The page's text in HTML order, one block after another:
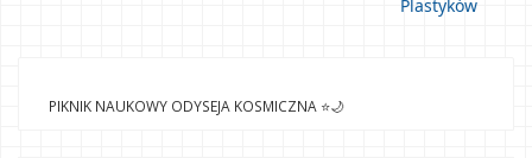
PIKNIK NAUKOWY ODYSEJA KOSMICZNA ⭐️🌙